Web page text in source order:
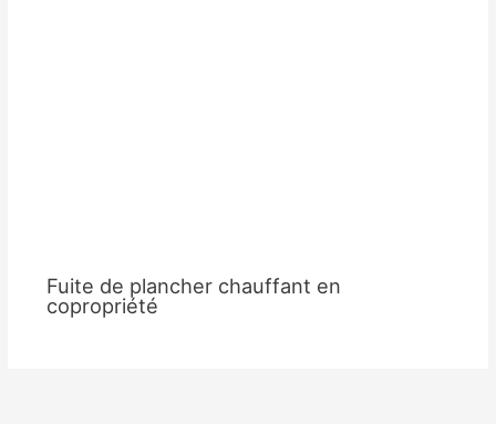
Fuite de plancher chauffant en
copropriété